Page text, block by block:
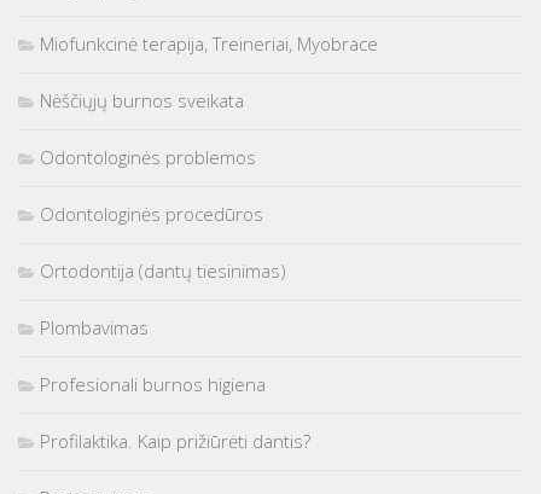
Miofunkcinė terapija, Treineriai, Myobrace
Nėščiųjų burnos sveikata
Odontologinės problemos
Odontologinės procedūros
Ortodontija (dantų tiesinimas)
Plombavimas
Profesionali burnos higiena
Profilaktika. Kaip prižiūrėti dantis?